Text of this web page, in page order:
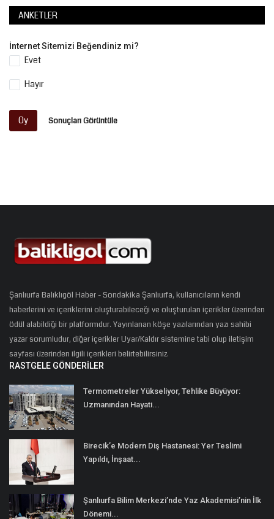
ANKETLER
İnternet Sitemizi Beğendiniz mi?
Evet
Hayır
Oy Sonuçları Görüntüle
Şanlıurfa Balıklıgöl Haber - Sondakika Şanlıurfa, kullanıcıların kendi
haberlerini ve içeriklerini oluşturabileceği ve oluşturulan içerikler üzerinden
ödül alabildiği bir platformdur. Yayınlanan köşe yazılarından yazı sahibi
yazar sorumludur, diğer içerikler Uyar/Kaldır sistemine tabi olup iletişim
sayfası üzerinden ilgili içerikleri belirtebilirsiniz.
RASTGELE GÖNDERILER
Termometreler Yükseliyor, Tehlike Büyüyor:
Uzmanından Hayati...
Birecik’e Modern Diş Hastanesi: Yer Teslimi
Yapıldı, İnşaat...
Şanlıurfa Bilim Merkezi’nde Yaz Akademisi’nin İlk
Dönemi...